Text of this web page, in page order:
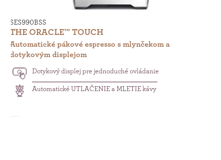
SES990BSS
THE ORACLE™ TOUCH
Automatické pákové espresso s mlynčekom a
dotykovým displejom
Dotykový displej pre jednoduché ovládanie
Automatické UTLAČENIE a MLETIE kávy